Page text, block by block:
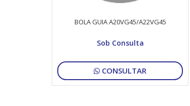
BOLA GUIA A20VG45/A22VG45
Sob Consulta
CONSULTAR